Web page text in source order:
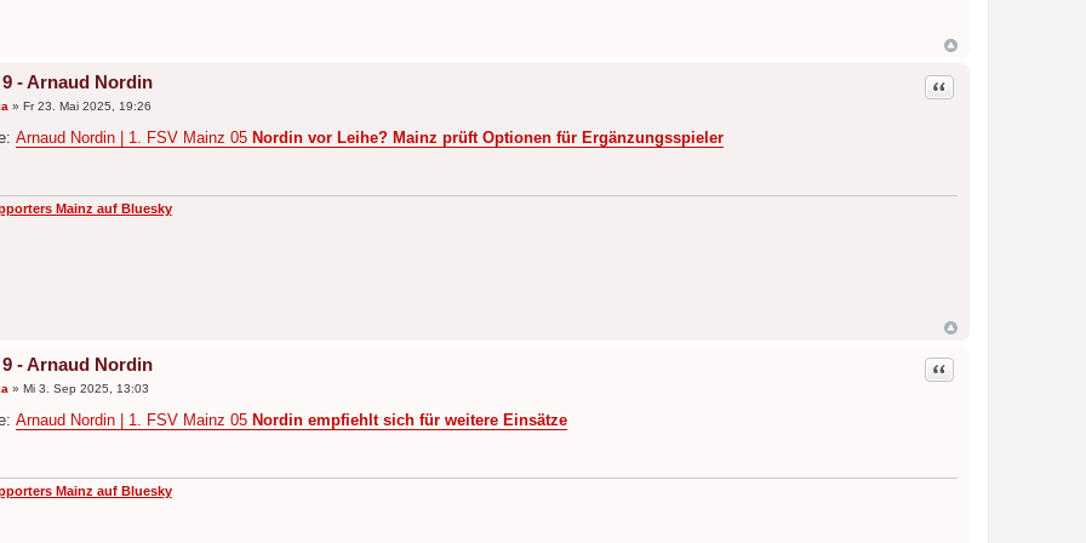
9 - Arnaud Nordin Zitat
» Fr 23. Mai 2025, 19:26
Arnaud Nordin | 1. FSV Mainz 05 Nordin vor Leihe? Mainz prüft Optionen für Ergänzungsspie­ler
Mainz auf Bluesky
9 - Arnaud Nordin Zitat
» Mi 3. Sep 2025, 13:03
Arnaud Nordin | 1. FSV Mainz 05 Nordin empfiehlt sich für weitere Einsätze
Mainz auf Bluesky